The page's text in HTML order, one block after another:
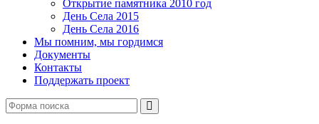
Открытие памятника 2010 год
День Села 2015
День Села 2016
Мы помним, мы гордимся
Документы
Контакты
Поддержать проект